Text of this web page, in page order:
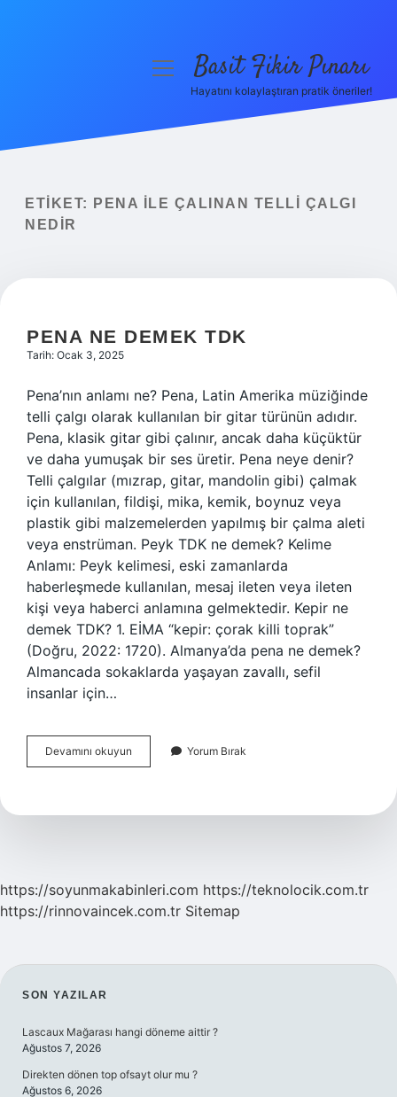
Yasal Uyarı
menüyüBasit Fikir Pınarı
Hayatını kolaylaştıran pratik öneriler!
ETIKET:
PENA ILE ÇALINAN TELLI ÇALGI
NEDIR
PENA NE DEMEK TDK
Tarih: Ocak 3, 2025
Pena’nın anlamı ne? Pena, Latin Amerika müziğinde
telli çalgı olarak kullanılan bir gitar türünün adıdır.
Pena, klasik gitar gibi çalınır, ancak daha küçüktür
ve daha yumuşak bir ses üretir. Pena neye denir?
Telli çalgılar (mızrap, gitar, mandolin gibi) çalmak
için kullanılan, fildişi, mika, kemik, boynuz veya
plastik gibi malzemelerden yapılmış bir çalma aleti
veya enstrüman. Peyk TDK ne demek? Kelime
Anlamı: Peyk kelimesi, eski zamanlarda
haberleşmede kullanılan, mesaj ileten veya ileten
kişi veya haberci anlamına gelmektedir. Kepir ne
demek TDK? 1. EİMA “kepir: çorak killi toprak”
(Doğru, 2022: 1720). Almanya’da pena ne demek?
Almancada sokaklarda yaşayan zavallı, sefil
insanlar için…
Devamını okuyun
Ne
Yorum Bırak
https://soyunmakabinleri.com https://teknolocik.com.tr
https://rinnovaincek.com.tr Sitemap
SIDEBAR
SON YAZILAR
Lascaux Mağarası hangi döneme aittir ?
Ağustos 7, 2026
Direkten dönen top ofsayt olur mu ?
Ağustos 6, 2026